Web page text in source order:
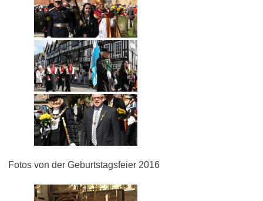
Fotos von der Geburtstagsfeier 2016